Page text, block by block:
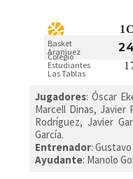
1C
Basket
Aranjuez
Colegio
Estudiantes
Las Tablas
Jugadores: Óscar
Marcell Dinas, Javier
Rodríguez, Javier
García.
Entrenador:
Ayudante: Manolo